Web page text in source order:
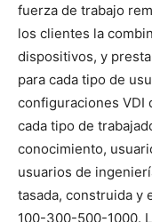
fuerza de trabajo
los clientes la
dispositivos, y
para cada tipo de
configuraciones VDI
cada tipo de
conocimiento,
usuarios de
tasada, construida y
100-300-500-1000.